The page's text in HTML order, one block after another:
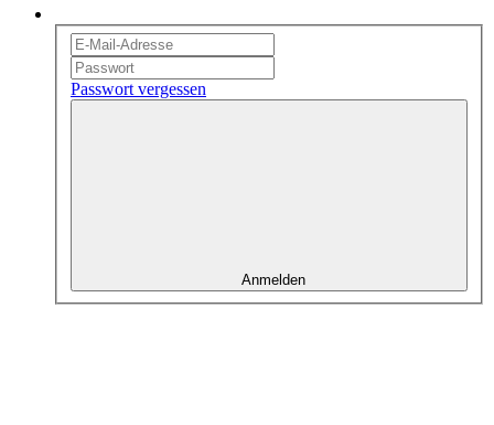
Passwort vergessen
Anmelden